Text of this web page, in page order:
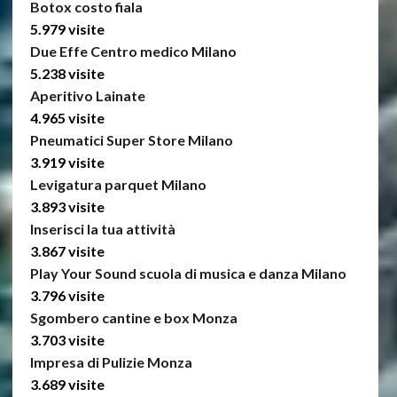
Botox costo fiala
5.979 visite
Due Effe Centro medico Milano
5.238 visite
Aperitivo Lainate
4.965 visite
Pneumatici Super Store Milano
3.919 visite
Levigatura parquet Milano
3.893 visite
Inserisci la tua attività
3.867 visite
Play Your Sound scuola di musica e danza Milano
3.796 visite
Sgombero cantine e box Monza
3.703 visite
Impresa di Pulizie Monza
3.689 visite